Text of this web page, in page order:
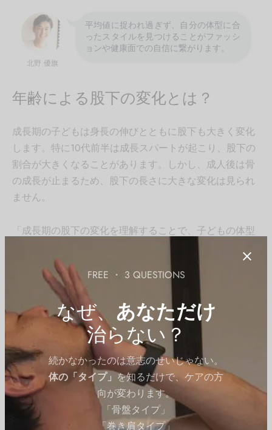
FREE ・ 3 QUESTIONS
なぜ、 あなただけ
治らない？
続かなかったのは意志のせいじゃない。
体の「タイプ」を知るだけで、ケアの方
向が変わります。
「骨盤タイプ」
「巻き肩タイプ」
北野 優旗
平均値に捉われ過ぎず、自分の体型に合
ったスタイルを見つけることがファッシ
ョンや健康面での自信に繋がります。
年齢による股下の変化とは？
成長期の子どもは身長の伸びとともに股下も大きく変化
します。特に10代前半は成長スパートが起こり、股下の
割合が大きくなることがあります。しかし、成人後は骨
の成長が止まるため、股下の長さに大きな変化は見られ
ません。
「成長期の股下の変化を理解することで、子どもの体型
成長期の股下変化の例
幼児期（3～5歳）
：身長の伸びに対して股下の成長
はゆっくり
小学生（6～12歳）
：体幹部分の成長が先行し、股
下の割合は一時的に減少
思春期（13～18歳）：股下の長さが急激に伸びる、
特に女子より男子で顕著
成人以降
：股下の成長は止まるが、体重増加や姿勢